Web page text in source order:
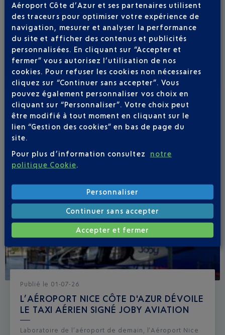
ÉTÉ BOHÊME À L'AÉROPORT NICE CÔTE
D'AZUR
Du 23 juillet au 6 septembre, Il y a comme un air de
vacances dans votre aéroport.
Publié le 01-07-26
L’AÉROPORT NICE CÔTE D'AZUR DÉVOILE
LE TAXI AÉRIEN SIGNÉ JOBY AVIATION
Laboratoire de l’aéroport de demain, l’Aéroport Nice
Aéroport Côte d’Azur et ses partenaires utilisent
des traceurs pour optimiser votre expérience de
navigation, mesurer et analyser la performance
du site et afficher des contenus et publicités
personnalisées. En cliquant sur “Accepter et
fermer” vous autorisez l’utilisation de nos
cookies. Pour refuser les cookies non nécessaires
cliquez sur “Continuer sans accepter”. Vous
pouvez également personnaliser vos choix en
cliquant sur “Personnaliser”. Votre choix peut
être modifié à tout moment en cliquant sur le
lien “Gestion des cookies” en bas de page du
site.
Pour plus d’information consultez
notre
politique Cookie
Personnaliser
Continuer sans accepter
Accepter et fermer